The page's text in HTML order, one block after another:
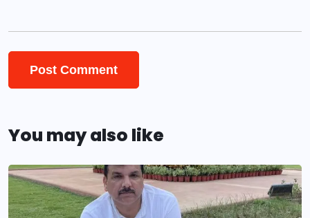
You may also like